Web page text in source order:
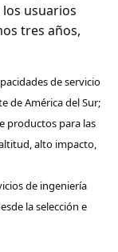
usuarios
tres años,
de servicio
de América del Sur;
productos para las
alto impacto,
de ingeniería
la selección e